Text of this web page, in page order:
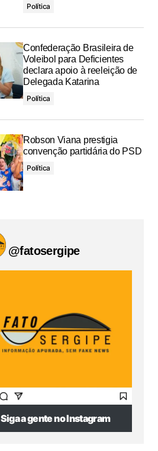
Política
Confederação Brasileira de
Voleibol para Deficientes
declara apoio à reeleição de
Delegada Katarina
Política
Robson Viana prestigia
convenção partidária do PSD
Política
@fatosergipe
Siga a gente no Instagram